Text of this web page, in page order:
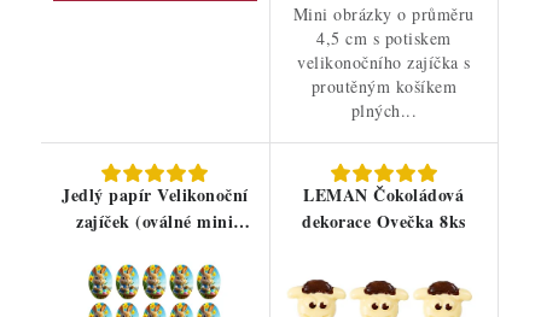
Mini obrázky o průměru
4,5 cm s potiskem
velikonočního zajíčka s
proutěným košíkem
plných...
Jedlý papír Velikonoční
zajíček (oválné mini
LEMAN Čokoládová
dekorace Ovečka 8ks